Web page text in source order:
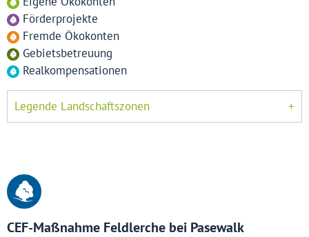
Förderprojekte
Fremde Ökokonten
Gebietsbetreuung
Realkompensationen
Legende Landschaftszonen
CEF-Maßnahme Feldlerche bei Pasewalk